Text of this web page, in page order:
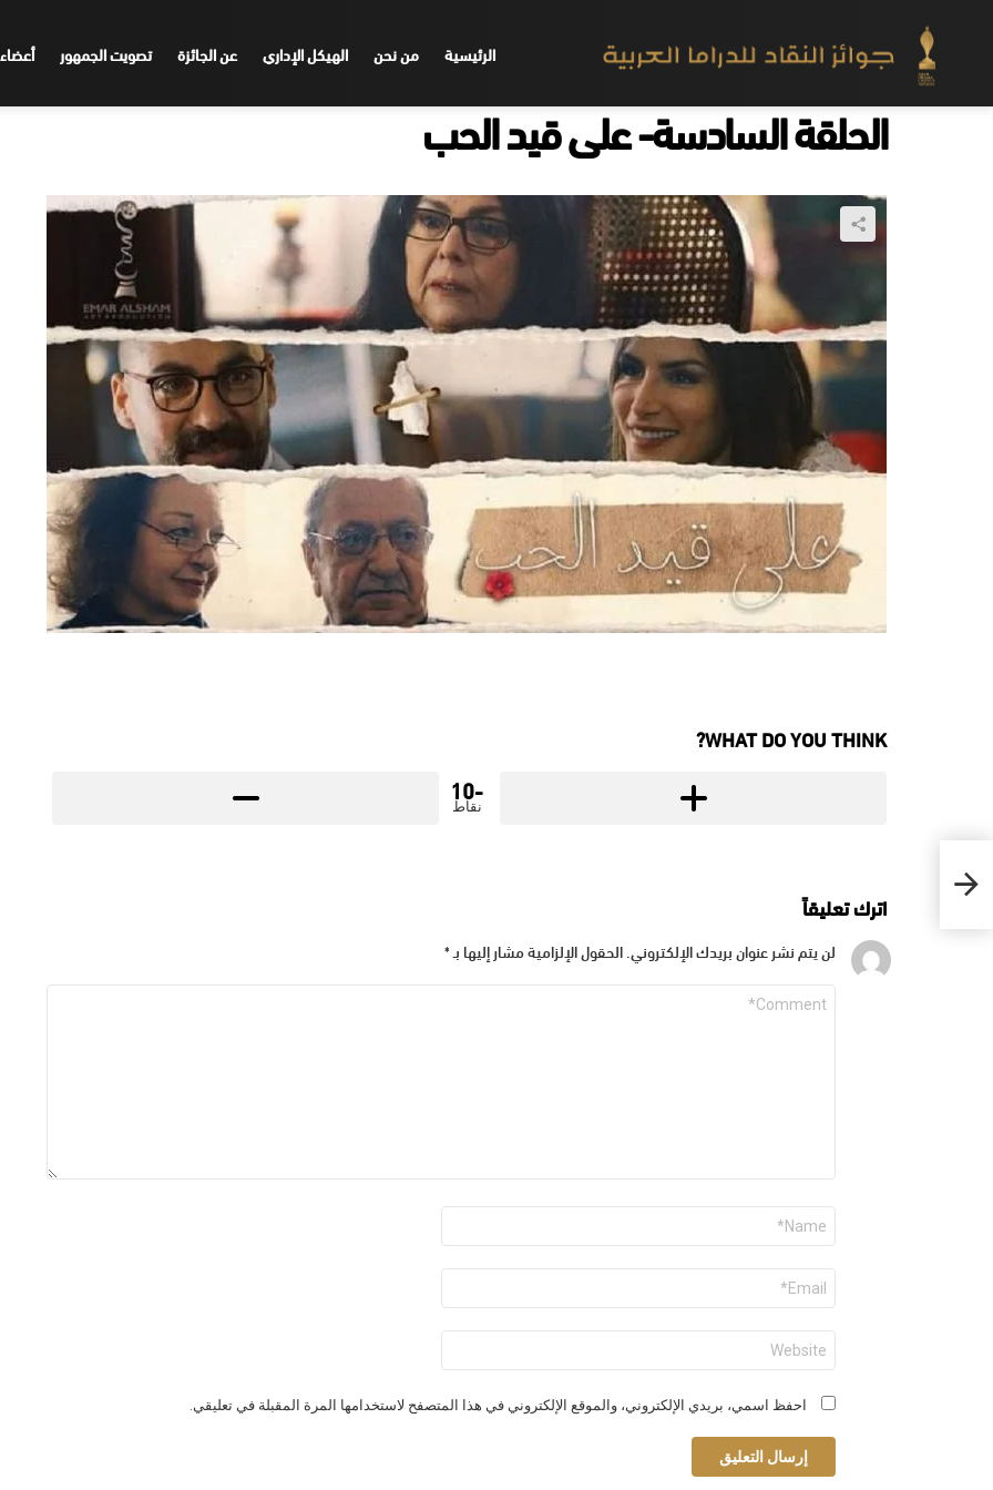
الرئيسية من نحن الهيكل الإداري عن الجائزة تصويت الجمهور
الحلقة السادسة- على قيد الحب
WHAT DO YOU THINK?
-10
نقاط
اترك تعليقاً
لن يتم نشر عنوان بريدك الإلكتروني. الحقول الإلزامية مشار إليها بـ *
التعليق
الاسم
البريد
الإلكتروني
*
الموقع
الإلكتروني
احفظ اسمي، بريدي الإلكتروني، والموقع الإلكتروني في هذا المتصفح لاستخدامها المرة المقبلة في تعليقي.